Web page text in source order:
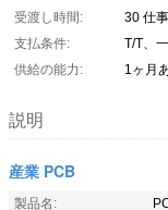
受渡し時間:
30 仕
支払条件:
T/T、
供給の能力:
1ヶ月
説明
産業 PCB
製品名: